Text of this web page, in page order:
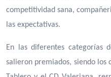
competitividad sana,
las expectativas.
En las diferentes categorías
salieron premiados, siendo los